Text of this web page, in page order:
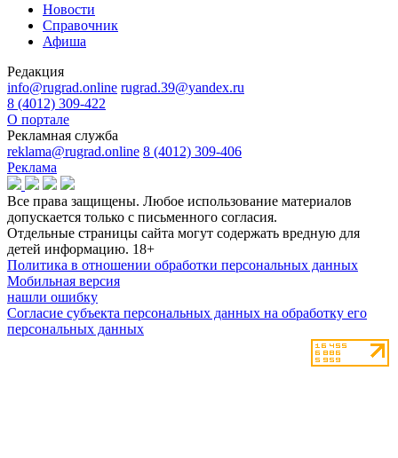
Новости
Справочник
Афиша
Редакция
info@rugrad.online rugrad.39@yandex.ru
8 (4012) 309-422
О портале
Рекламная служба
reklama@rugrad.online 8 (4012) 309-406
Реклама
Все права защищены. Любое использование материалов
допускается только с письменного согласия.
Отдельные страницы сайта могут содержать вредную для
детей информацию. 18+
Политика в отношении обработки персональных данных
Мобильная версия
нашли ошибку
Согласие субъекта персональных данных на обработку его
персональных данных